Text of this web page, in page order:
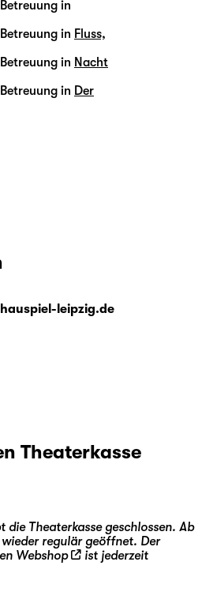
in
in Fluss,
in Nacht
in Der
leipzig.de
Theaterkasse
die Theaterkasse geschlossen. Ab
wieder regulär geöffnet. Der
Webshop
ist jederzeit